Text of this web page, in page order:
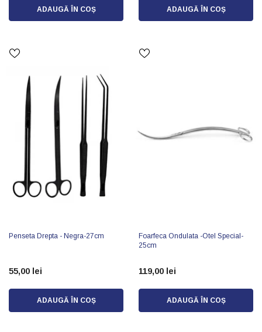
ADAUGĂ ÎN COȘ ADAUGĂ ÎN COȘ
Penseta Drepta - Negra-27cm
55,00 lei
ADAUGĂ ÎN COȘ
Foarfeca Ondulata -otel Special-
25cm
119,00 lei
ADAUGĂ ÎN COȘ